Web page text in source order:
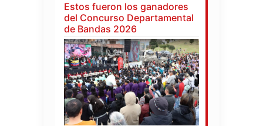
Estos fueron los ganadores
del Concurso Departamental
de Bandas 2026